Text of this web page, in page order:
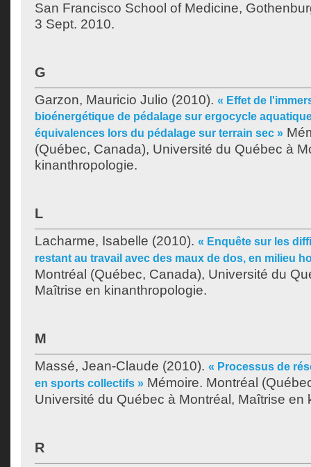
San Francisco School of Medicine,
3 Sept. 2010.
G
Garzon, Mauricio Julio (2010). « Effet de
bioénergétique de pédalage sur ergocycle
équivalences lors du pédalage sur terrain sec »
(Québec, Canada), Université du Québec à
kinanthropologie.
L
Lacharme, Isabelle (2010). « Enquête sur les
restant au travail avec des maux de dos, en milieu
Montréal (Québec, Canada), Université du
Maîtrise en kinanthropologie.
M
Massé, Jean-Claude (2010). « Processus de
en sports collectifs » Mémoire. Montréal
Université du Québec à Montréal, Maîtrise en
R